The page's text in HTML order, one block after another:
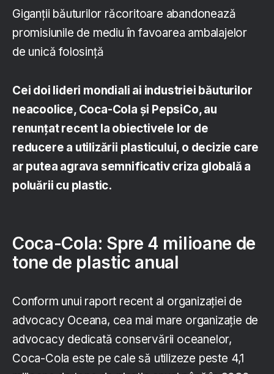
Giganții băuturilor răcoritoare abandonează
promisiunile de mediu în favoarea ambalajelor
de unică folosință
Cei doi lideri mondiali ai industriei băuturilor
neacoolice, Coca-Cola și PepsiCo, au
renunțat recent la obiectivele lor de
reducere a utilizării plasticului, o decizie care
ar putea agrava semnificativ criza globală a
poluării cu plastic.
Coca-Cola: Spre 4 milioane de
tone de plastic anual
Conform unui raport recent al organizației de
advocacy Oceana, cea mai mare organizație de
advocacy dedicată conservării oceanelor,
Coca-Cola este pe cale să utilizeze peste 4,1